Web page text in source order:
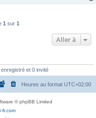
1 sur 1
Aller à
et 0 invité
Heures au format UTC+02:00
© phpBB Limited
fr.com